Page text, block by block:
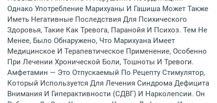
Однако Употребление Марихуаны И Гашиша Может Также
Иметь Негативные Последствия Для Психического
Здоровья, Такие Как Тревога, Паранойя И Психоз. Тем Не
Менее, Было Обнаружено, Что Марихуана Имеет
Медицинское И Терапевтическое Применение, Особенно
При Лечении Хронической Боли, Тошноты И Тревоги.
Амфетамин — Это Отпускаемый По Рецепту Стимулятор,
Который Используется Для Лечения Синдрома Дефицита
Внимания И Гиперактивности (СДВГ) И Нарколепсии. Он